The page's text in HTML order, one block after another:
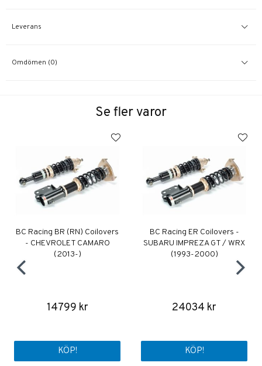
Leverans
Omdömen (0)
Se fler varor
BC Racing BR (RN) Coilovers
- CHEVROLET CAMARO
(2013-)
14799 kr
KÖP!
BC Racing ER Coilovers -
SUBARU IMPREZA GT / WRX
(1993-2000)
24034 kr
KÖP!